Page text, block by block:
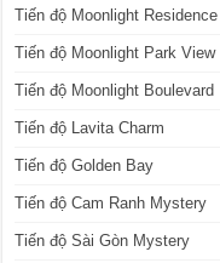
Tiến độ Moonlight Residence
Tiến độ Moonlight Park View
Tiến độ Moonlight Boulevard
Tiến độ Lavita Charm
Tiến độ Golden Bay
Tiến độ Cam Ranh Mystery
Tiến độ Sài Gòn Mystery